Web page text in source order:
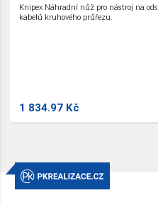
Knipex Náhradní nůž pro nástroj na
kabelů kruhového průřezu.
1 834.97 Kč